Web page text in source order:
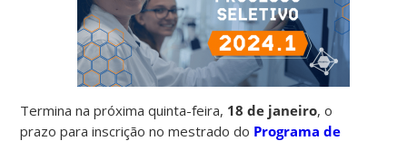
Termina na próxima quinta-feira, 18 de janeiro, o
prazo para inscrição no mestrado do Programa de